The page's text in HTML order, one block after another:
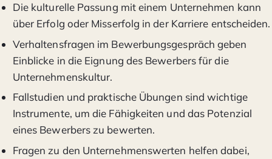
Die kulturelle Passung mit einem Unternehmen kann
über Erfolg oder Misserfolg in der Karriere entscheiden.
Verhaltensfragen im Bewerbungsgespräch geben
Einblicke in die Eignung des Bewerbers für die
Unternehmenskultur.
Fallstudien und praktische Übungen sind wichtige
Instrumente, um die Fähigkeiten und das Potenzial
eines Bewerbers zu bewerten.
Fragen zu den Unternehmenswerten helfen dabei,